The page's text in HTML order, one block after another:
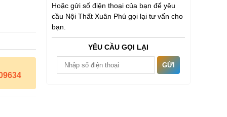
Hoặc gửi số điện thoại của bạn để yêu
cầu Nội Thất Xuân Phú gọi lại tư vấn cho
bạn.
YÊU CẦU GỌI LẠI
GỬI